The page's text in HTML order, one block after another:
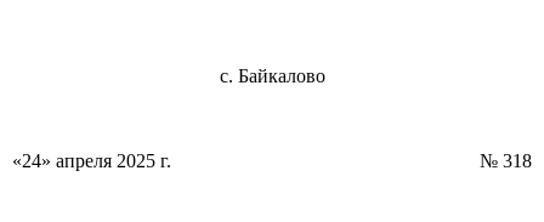
с. Байкалово
«24» апреля 2025 г. № 318